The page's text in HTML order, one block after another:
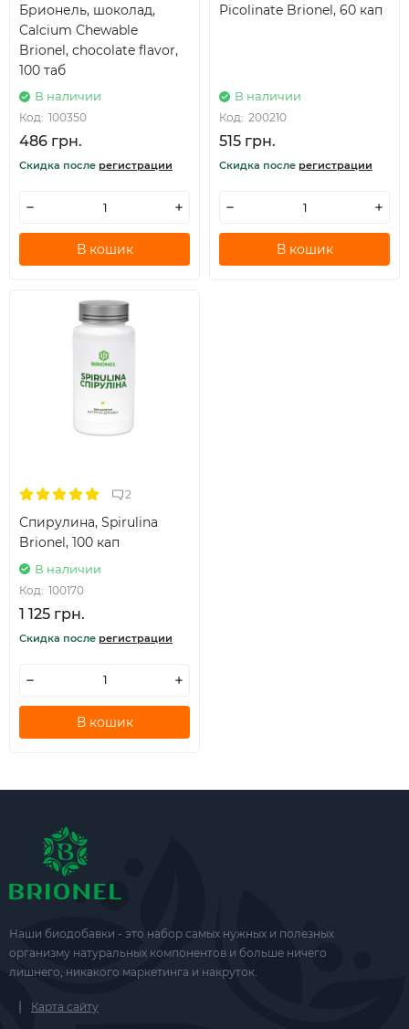
Брионель, шоколад,
Calcium Chewable
Brionel, chocolate flavor,
100 таб
В наличии
Код: 100350
486 грн.
Скидка после регистрации
В кошик
Picolinate Brionel, 60 кап
В наличии
Код: 200210
515 грн.
Скидка после регистрации
В кошик
2
Спирулина, Spirulina
Brionel, 100 кап
В наличии
Код: 100170
1 125 грн.
Скидка после регистрации
В кошик
Наши биодобавки - это набор самых нужных и полезных
организму натуральных компонентов и больше ничего
лишнего, никакого маркетинга и накруток.
| Карта сайту